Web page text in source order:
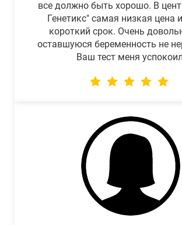
все должно быть хорошо. В
Генетикс" самая низкая цена
короткий срок. Очень
оставшуюся беременность не
Ваш тест меня